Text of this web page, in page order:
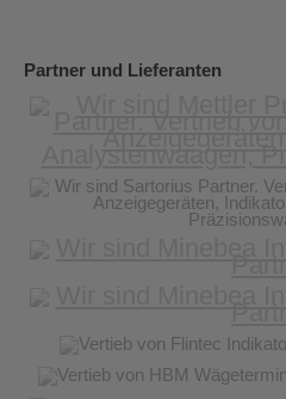
Partner und Lieferanten